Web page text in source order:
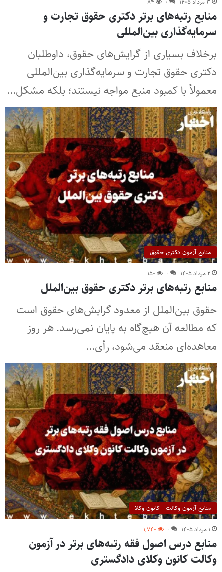
۳ مرداد ۱۴۰۵ ۰ ۸۴
منابع رتبه‌های برتر دکتری حقوق تجارت و
سرمایه‌گذاری بین‌المللی
برخلاف بسیاری از گرایش‌های حقوق، داوطلبان
دکتری حقوق تجارت و سرمایه‌گذاری بین‌المللی
معمولاً با کمبود منبع مواجه نیستند؛ بلکه مشکل…
منابع آزمون دکتری حقوق
۲ مرداد ۱۴۰۵ ۰ ۱۵۰
منابع رتبه‌های برتر دکتری حقوق بین‌الملل
حقوق بین‌الملل از معدود گرایش‌های حقوق است
که مطالعه آن هیچ‌گاه به پایان نمی‌رسد. هر روز
معاهده‌ای منعقد می‌شود، رأی…
منابع آزمون وکالت - کانون وکلا
۱ مرداد ۱۴۰۵ ۰ ۱,۷۴۰
منابع درس اصول فقه رتبه‌های برتر در آزمون
وکالت کانون وکلای دادگستری